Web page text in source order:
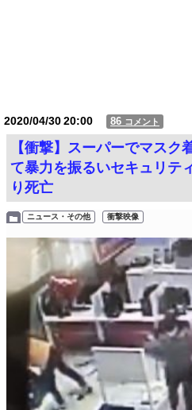
2020/04/3020:00 86 コメント
【衝撃】スーパーでマスク
て暴力を振るいセキュリテ
り死亡
ニュース・その他 衝撃映像